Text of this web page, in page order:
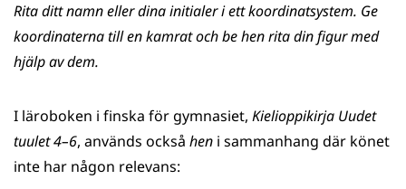
Rita ditt namn eller dina initialer i ett koordinatsystem. Ge
koordinaterna till en kamrat och be hen rita din figur med
hjälp av dem.
I läroboken i finska för gymnasiet, Kielioppikirja Uudet
tuulet 4–6, används också hen i sammanhang där könet
inte har någon relevans: